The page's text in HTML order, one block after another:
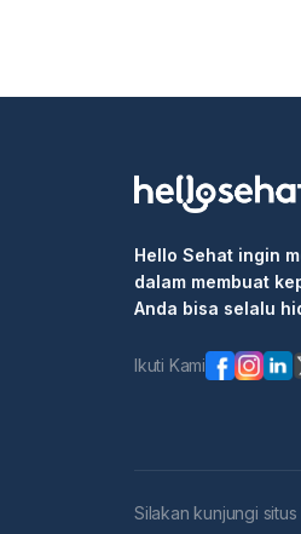
Hello Sehat ingin
dalam membuat
Anda bisa selalu
Ikuti Kami
Silakan kunjungi